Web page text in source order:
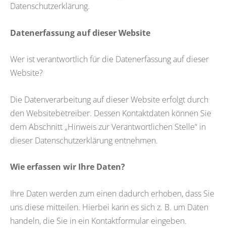
Datenschutzerklärung.
Datenerfassung auf dieser Website
Wer ist verantwortlich für die Datenerfassung auf dieser
Website?
Die Datenverarbeitung auf dieser Website erfolgt durch
den Websitebetreiber. Dessen Kontaktdaten können Sie
dem Abschnitt „Hinweis zur Verantwortlichen Stelle“ in
dieser Datenschutzerklärung entnehmen.
Wie erfassen wir Ihre Daten?
Ihre Daten werden zum einen dadurch erhoben, dass Sie
uns diese mitteilen. Hierbei kann es sich z. B. um Daten
handeln, die Sie in ein Kontaktformular eingeben.